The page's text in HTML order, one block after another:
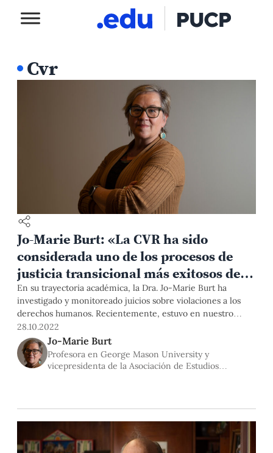
Cvr
Jo-Marie Burt: «La CVR ha sido
considerada uno de los procesos de
justicia transicional más exitosos del
mundo»
En su trayectoria académica, la Dra. Jo-Marie Burt ha
investigado y monitoreado juicios sobre violaciones a los
derechos humanos. Recientemente, estuvo en nuestro
campus invitada por el Grupo Interdisciplinario sobre
Memoria y Democracia, y el Cisepa. Aprovechamos su visita
para hablar sobre autoritarismo y memoria.
28.10.2022
Jo-Marie Burt
Profesora en George Mason University y
vicepresidenta de la Asociación de Estudios